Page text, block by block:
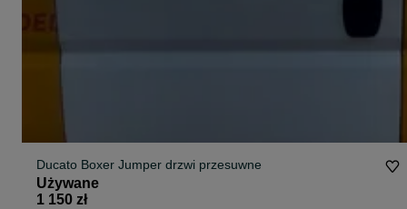
Ducato Boxer Jumper drzwi przesuwne
Używane
1 150 zł